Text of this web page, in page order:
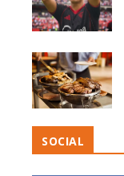
SOCIAL